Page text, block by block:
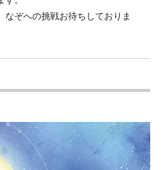
なぞへの挑戦お待ちしておりま